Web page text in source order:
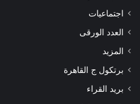
اجتماعيات
العدد الورقى
المزيد
برتكول ج القاهرة
بريد القراء